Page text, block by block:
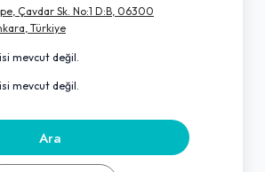
Çavdar Sk. No:1 D:B, 06300
Türkiye
mevcut değil.
mevcut değil.
Ara